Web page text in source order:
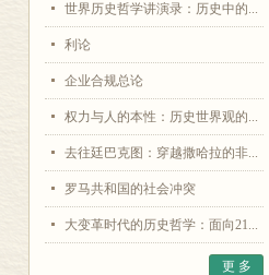
世界历史哲学讲演录：历史中的...
利论
企业合规总论
权力与人的本性：历史世界观的...
去往廷巴克图：穿越撒哈拉的非...
罗马共和国的社会冲突
大变革时代的历史哲学：面向21...
更 多